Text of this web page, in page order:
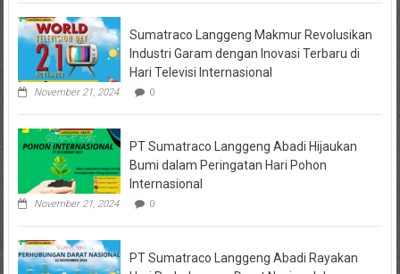
Kuasa
Korban
Desak
Penahanan
Sumatraco Langgeng Makmur Revolusikan
Industri Garam dengan Inovasi Terbaru di
Hari Televisi Internasional
November 21, 2024 0
PT Sumatraco Langgeng Abadi Hijaukan
Bumi dalam Peringatan Hari Pohon
Internasional
November 21, 2024 0
PT Sumatraco Langgeng Abadi Rayakan